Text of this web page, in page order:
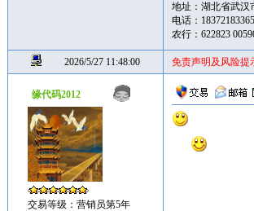
地址：湖北省武汉
电话：18372183365
农行：622823
2026/5/27 11:48:00 免责声明及风险提
缘代码2012
交易等级：营销员第5年